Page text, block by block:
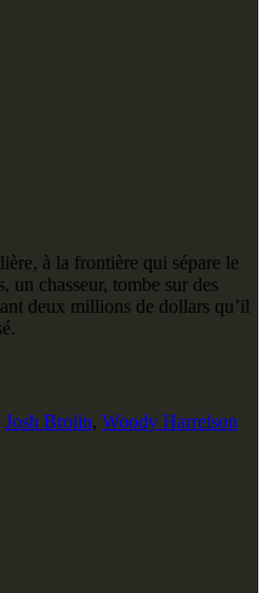
à la frontière qui sépare le
chasseur, tombe sur des
deux millions de dollars qu’il
Josh Brolin, Woody Harrelson